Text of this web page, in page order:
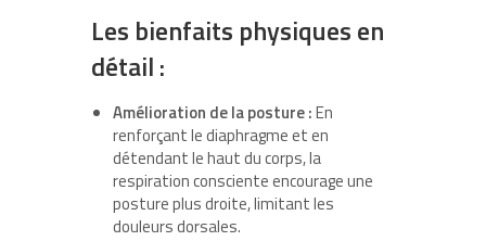
Les bienfaits physiques en
détail :
Amélioration de la posture :En
renforçant le diaphragme et en
détendant le haut du corps, la
respiration consciente encourage une
posture plus droite, limitant les
douleurs dorsales.